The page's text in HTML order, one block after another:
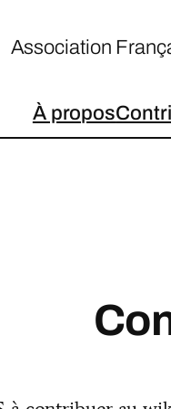
Association
À propos